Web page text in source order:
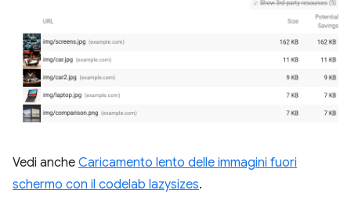
Vedi anche Caricamento lento delle immagini fuori
schermo con il codelab lazysizes.